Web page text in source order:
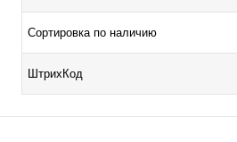
Сортировка по наличию
ШтрихКод